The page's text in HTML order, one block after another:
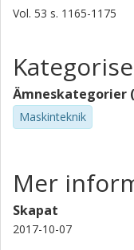
Vol. 53 s. 1165-1175
Ämneskategorier
Maskinteknik
Mer
Skapat
2017-10-07